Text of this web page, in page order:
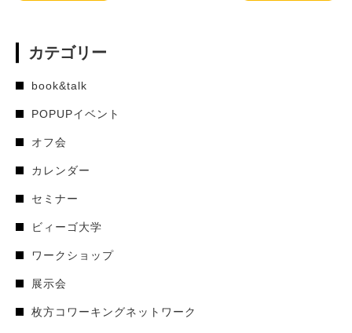
カテゴリー
book&talk
POPUPイベント
オフ会
カレンダー
セミナー
ビィーゴ大学
ワークショップ
展示会
枚方コワーキングネットワーク